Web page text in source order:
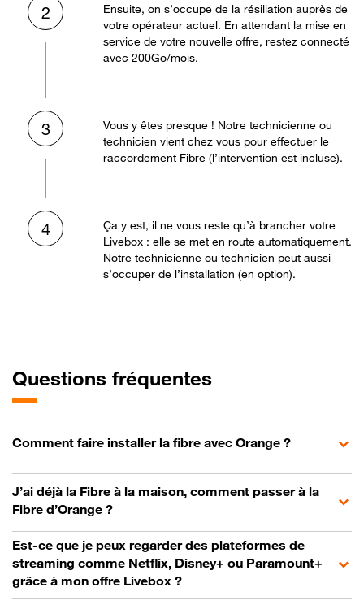
2
Ensuite, on s’occupe de la résiliation auprès de
votre opérateur actuel. En attendant la mise en
service de votre nouvelle offre, restez connecté
avec 200Go/mois.
3
Vous y êtes presque ! Notre technicienne ou
technicien vient chez vous pour effectuer le
raccordement Fibre (l’intervention est incluse).
4
Ça y est, il ne vous reste qu’à brancher votre
Livebox : elle se met en route automatiquement.
Notre technicienne ou technicien peut aussi
s’occuper de l’installation (en option).
Questions fréquentes
Comment faire installer la fibre avec Orange ?
J’ai déjà la Fibre à la maison, comment passer à la
Fibre d’Orange ?
Est-ce que je peux regarder des plateformes de
streaming comme Netflix, Disney+ ou Paramount+
grâce à mon offre Livebox ?